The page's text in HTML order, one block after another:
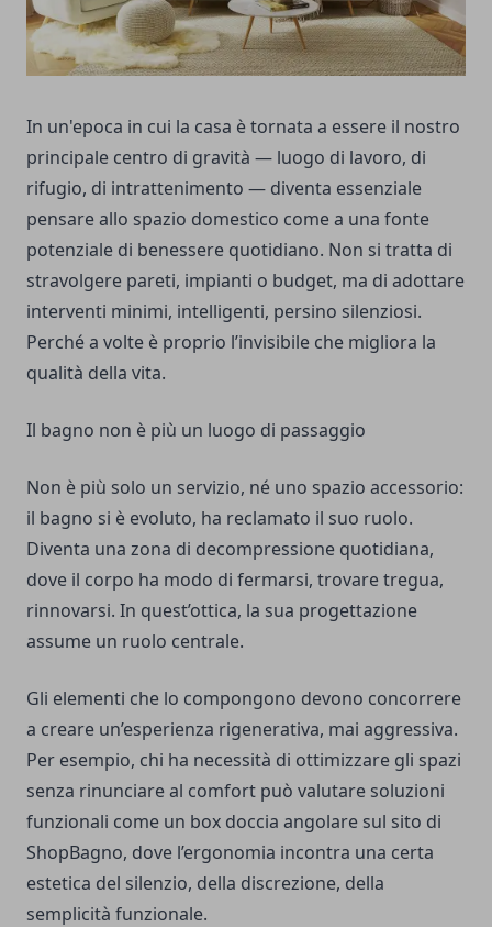
In un'epoca in cui la casa è tornata a essere il nostro
principale centro di gravità — luogo di lavoro, di
rifugio, di intrattenimento — diventa essenziale
pensare allo spazio domestico come a una fonte
potenziale di benessere quotidiano. Non si tratta di
stravolgere pareti, impianti o budget, ma di adottare
interventi minimi, intelligenti, persino silenziosi.
Perché a volte è proprio l’invisibile che migliora la
qualità della vita.
Il bagno non è più un luogo di passaggio
Non è più solo un servizio, né uno spazio accessorio:
il bagno si è evoluto, ha reclamato il suo ruolo.
Diventa una zona di decompressione quotidiana,
dove il corpo ha modo di fermarsi, trovare tregua,
rinnovarsi. In quest’ottica, la sua progettazione
assume un ruolo centrale.
Gli elementi che lo compongono devono concorrere
a creare un’esperienza rigenerativa, mai aggressiva.
Per esempio, chi ha necessità di ottimizzare gli spazi
senza rinunciare al comfort può valutare soluzioni
funzionali come un box doccia angolare sul sito di
ShopBagno, dove l’ergonomia incontra una certa
estetica del silenzio, della discrezione, della
semplicità funzionale.